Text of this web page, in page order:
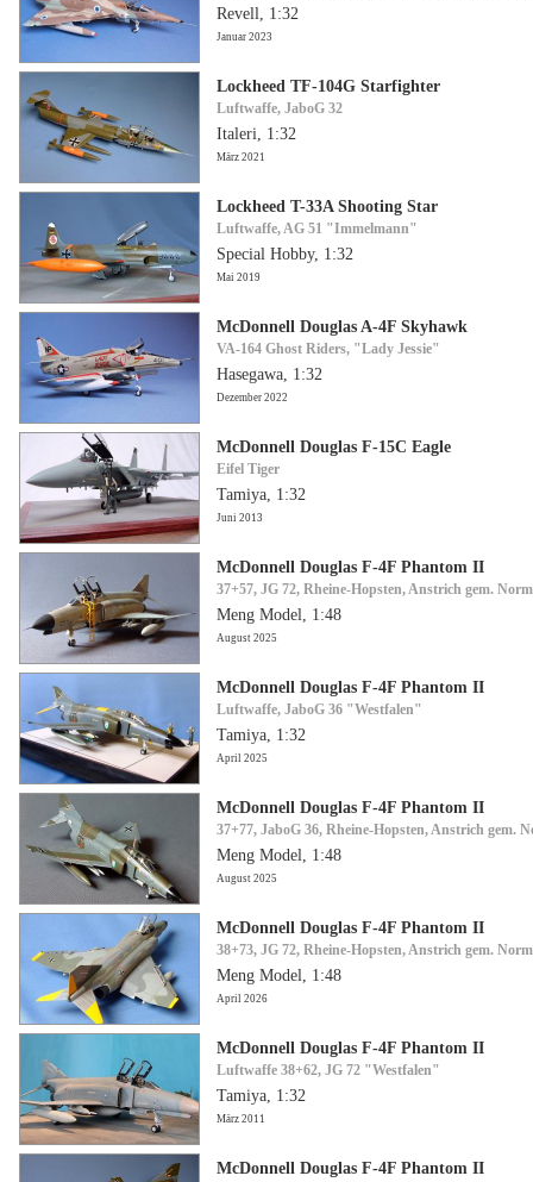
Revell, 1:32
Januar 2023
Lockheed TF-104G Starfighter
Luftwaffe, JaboG 32
Italeri, 1:32
März 2021
Lockheed T-33A Shooting Star
Luftwaffe, AG 51 "Immelmann"
Special Hobby, 1:32
Mai 2019
McDonnell Douglas A-4F Skyhawk
VA-164 Ghost Riders, "Lady Jessie"
Hasegawa, 1:32
Dezember 2022
McDonnell Douglas F-15C Eagle
Eifel Tiger
Tamiya, 1:32
Juni 2013
McDonnell Douglas F-4F Phantom II
37+57, JG 72, Rheine-Hopsten, Anstrich gem.
Meng Model, 1:48
August 2025
McDonnell Douglas F-4F Phantom II
Luftwaffe, JaboG 36 "Westfalen"
Tamiya, 1:32
April 2025
McDonnell Douglas F-4F Phantom II
37+77, JaboG 36, Rheine-Hopsten, Anstrich gem.
Meng Model, 1:48
August 2025
McDonnell Douglas F-4F Phantom II
38+73, JG 72, Rheine-Hopsten, Anstrich gem.
Meng Model, 1:48
April 2026
McDonnell Douglas F-4F Phantom II
Luftwaffe 38+62, JG 72 "Westfalen"
Tamiya, 1:32
März 2011
McDonnell Douglas F-4F Phantom II